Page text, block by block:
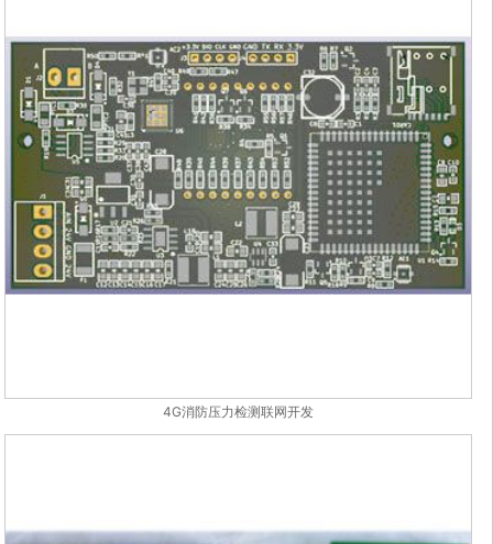
4G消防压力检测联网开发